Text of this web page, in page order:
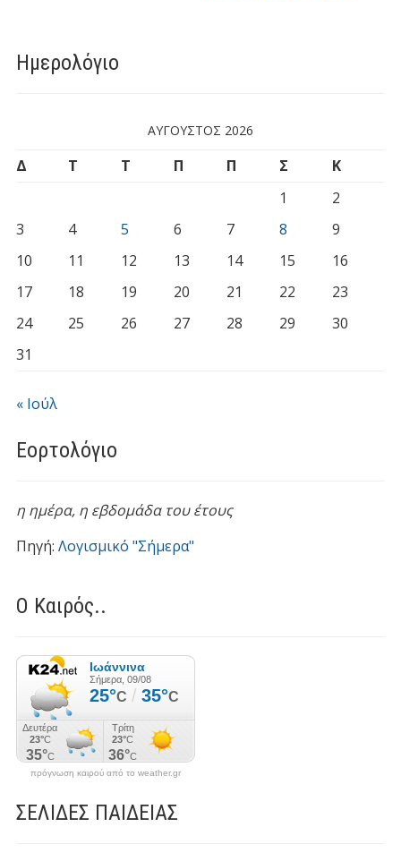
Ημερολόγιο
ΑΎΓΟΥΣΤΟΣ 2026
Δ Τ Τ Π Π Σ
Κ
1
2
3
4 5 6 7 8
9
10
11 12 13 14 15
16
17
18 19 20 21 22
23
24
25 26 27 28 29
30
31
« Ιούλ
Εορτολόγιο
η ημέρα, η εβδομάδα του έτους
Πηγή: Λογισμικό "Σήμερα"
Ο Καιρός..
πρόγνωση καιρού από το weather.gr
ΣΕΛΙΔΕΣ ΠΑΙΔΕΙΑΣ